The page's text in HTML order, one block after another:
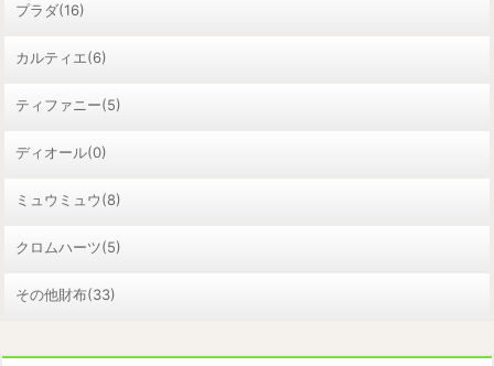
プラダ(16)
カルティエ(6)
ティファニー(5)
ディオール(0)
ミュウミュウ(8)
クロムハーツ(5)
その他財布(33)